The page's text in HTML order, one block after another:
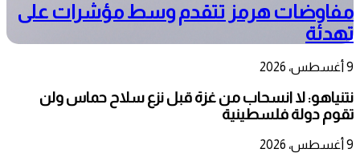
مفاوضات هرمز تتقدم وسط مؤشرات على
تهدئة
9 أغسطس، 2026
نتنياهو: لا انسحاب من غزة قبل نزع سلاح حماس ولن
تقوم دولة فلسطينية
9 أغسطس، 2026